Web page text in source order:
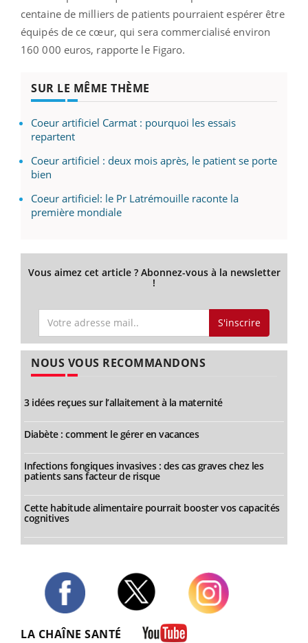
centaine de milliers de patients pourraient espérer être
équipés de ce cœur, qui sera commercialisé environ
160 000 euros, rapporte le Figaro.
SUR LE MÊME THÈME
Coeur artificiel Carmat : pourquoi les essais
repartent
Coeur artificiel : deux mois après, le patient se porte
bien
Coeur artificiel: le Pr Latrémouille raconte la
première mondiale
Vous aimez cet article ? Abonnez-vous à la newsletter
!
S'inscrire
NOUS VOUS RECOMMANDONS
3 idées reçues sur l’allaitement à la maternité
Diabète : comment le gérer en vacances
Infections fongiques invasives : des cas graves chez les
patients sans facteur de risque
Cette habitude alimentaire pourrait booster vos capacités
cognitives
LA CHAÎNE SANTÉ